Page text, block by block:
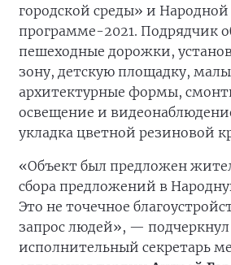
городской среды» и Народной
программе-2021. Подрядчик
пешеходные дорожки,
зону, детскую площадку,
архитектурные формы,
освещение и
укладка цветной резиновой
«Объект был предложен
сбора предложений в
Это не точечное
запрос людей», — подчеркнул
исполнительный секретарь